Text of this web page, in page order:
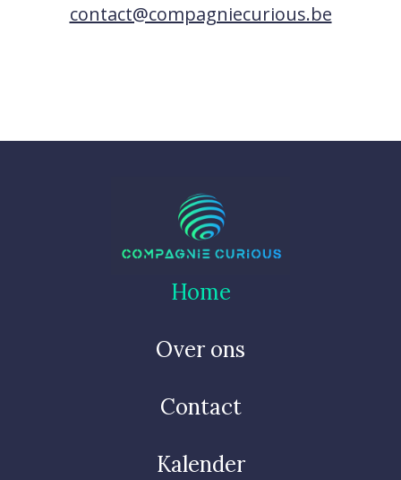
contact@compagniecurious.be
Home
Over ons
Contact
Kalender